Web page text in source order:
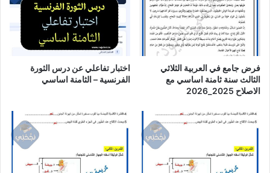
فرض جامع في العربية الثلاثي
الثالث سنة ثامنة اساسي مع
الاصلاح 2025_2026
اختبار تفاعلي عن درس الثورة
الفرنسية – الثامنة اساسي